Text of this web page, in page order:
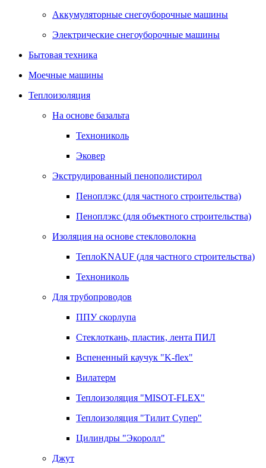
Аккумуляторные снегоуборочные машины
Электрические снегоуборочные машины
Бытовая техника
Моечные машины
Теплоизоляция
На основе базальта
Технониколь
Эковер
Экструдированный пенополистирол
Пеноплэкс (для частного строительства)
Пеноплэкс (для объектного строительства)
Изоляция на основе стекловолокна
ТеплоKNAUF (для частного строительства)
Технониколь
Для трубопроводов
ППУ скорлупа
Стеклоткань, пластик, лента ПИЛ
Вспененный каучук "K-flex"
Вилатерм
Теплоизоляция "MISOT-FLEX"
Теплоизоляция "Тилит Супер"
Цилиндры "Экоролл"
Джут